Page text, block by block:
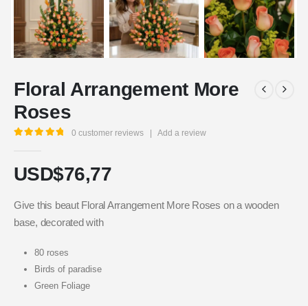
Floral Arrangement More
Roses
0 customer reviews Add a review
USD$76,77
Give this beaut Floral Arrangement More Roses on a wooden
base, decorated with
80 roses
Birds of paradise
Green Foliage